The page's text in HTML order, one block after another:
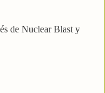
de Nuclear Blast y